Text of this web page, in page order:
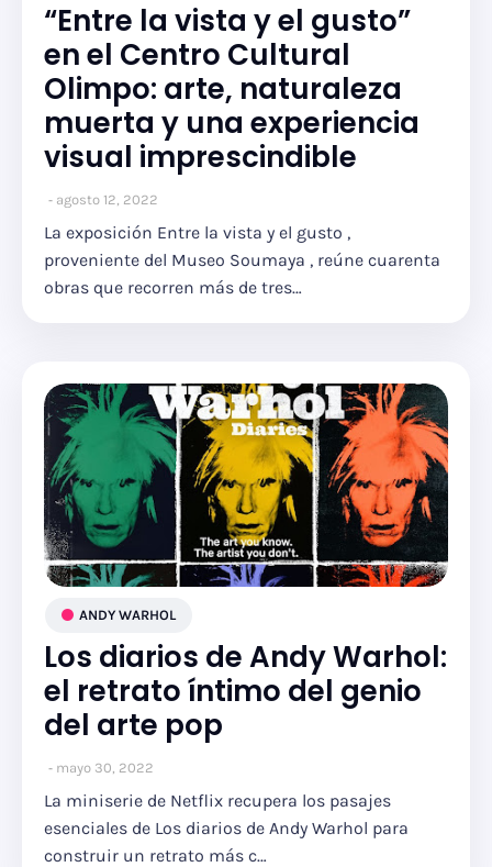
“Entre la vista y el gusto”
en el Centro Cultural
Olimpo: arte, naturaleza
muerta y una experiencia
visual imprescindible
agosto 12, 2022
La exposición Entre la vista y el gusto ,
proveniente del Museo Soumaya , reúne cuarenta
obras que recorren más de tres…
ANDY WARHOL
Los diarios de Andy Warhol:
el retrato íntimo del genio
del arte pop
mayo 30, 2022
La miniserie de Netflix recupera los pasajes
esenciales de Los diarios de Andy Warhol para
construir un retrato más c…